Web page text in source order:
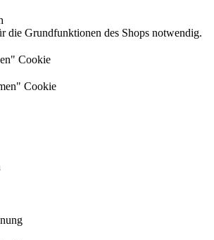
die Grundfunktionen des Shops notwendig.
Cookie
Cookie